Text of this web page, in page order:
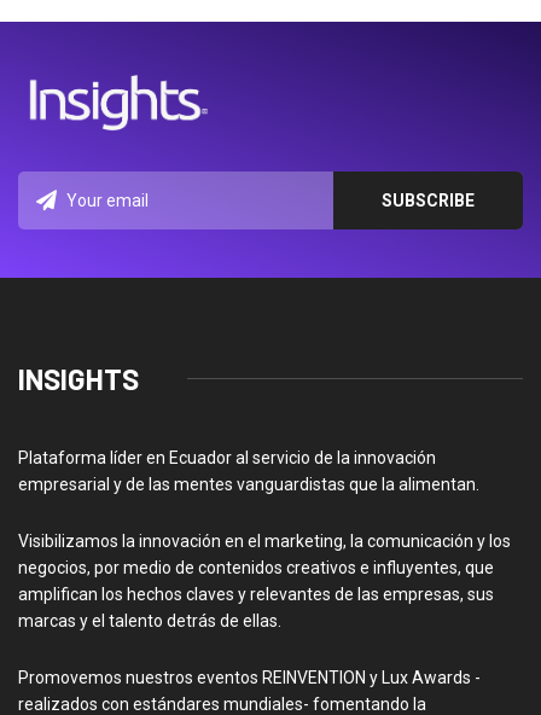
INSIGHTS
Plataforma líder en Ecuador al servicio de la innovación
empresarial y de las mentes vanguardistas que la alimentan.
Visibilizamos la innovación en el marketing, la comunicación y los
negocios, por medio de contenidos creativos e influyentes, que
amplifican los hechos claves y relevantes de las empresas, sus
marcas y el talento detrás de ellas.
Promovemos nuestros eventos REINVENTION y Lux Awards -
realizados con estándares mundiales- fomentando la